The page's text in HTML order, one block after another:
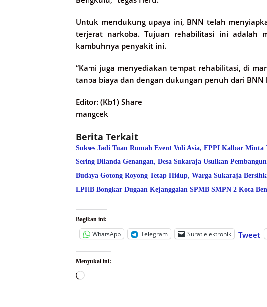
Untuk mendukung upaya ini, BNN telah
terjerat narkoba. Tujuan rehabilitasi ini adalah
kambuhnya penyakit ini.
“Kami juga menyediakan tempat rehabilitasi, di
tanpa biaya dan dengan dukungan penuh dari
Editor: (Kb1) Share
mangcek
Berita Terkait
Sukses Jadi Tuan Rumah Event Voli Asia, FPPI Kalbar Minta
Sering Dilanda Genangan, Desa Sukaraja Usulkan
Budaya Gotong Royong Tetap Hidup, Warga Sukaraja
LPHB Bongkar Dugaan Kejanggalan SPMB SMPN 2 Kota
Bagikan ini:
WhatsApp Telegram Surat elektronik Tweet
Menyukai ini:
Memuat...